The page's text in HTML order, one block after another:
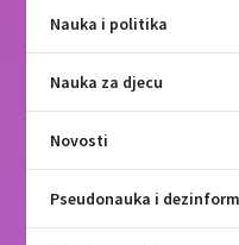
Nauka i politika
Nauka za djecu
Novosti
Pseudonauka i